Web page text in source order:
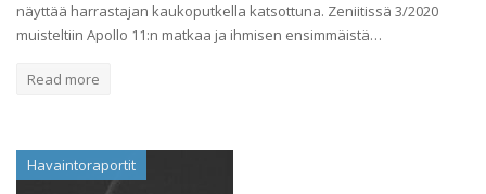
näyttää harrastajan kaukoputkella katsottuna. Zeniitissä 3/2020
muisteltiin Apollo 11:n matkaa ja ihmisen ensimmäistä…
Read more
Havaintoraportit